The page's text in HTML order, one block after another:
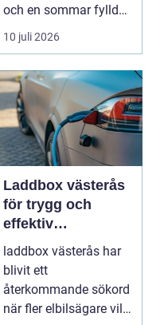
och en sommar fylld
av ofrivilli...
10 juli 2026
Laddbox västerås
för trygg och
effektiv
hemmaladdning
laddbox västerås har
blivit ett
återkommande sökord
när fler elbilsägare vill